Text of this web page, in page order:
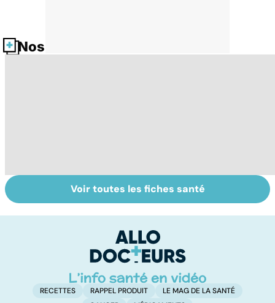
Nos fiches santé
Tout savoir sur
les infections
Inflammation des
amygdales : que
d'angine ?
Voir toutes les fiches santé
RECETTES RAPPEL PRODUIT
LE MAG DE LA SANTÉ